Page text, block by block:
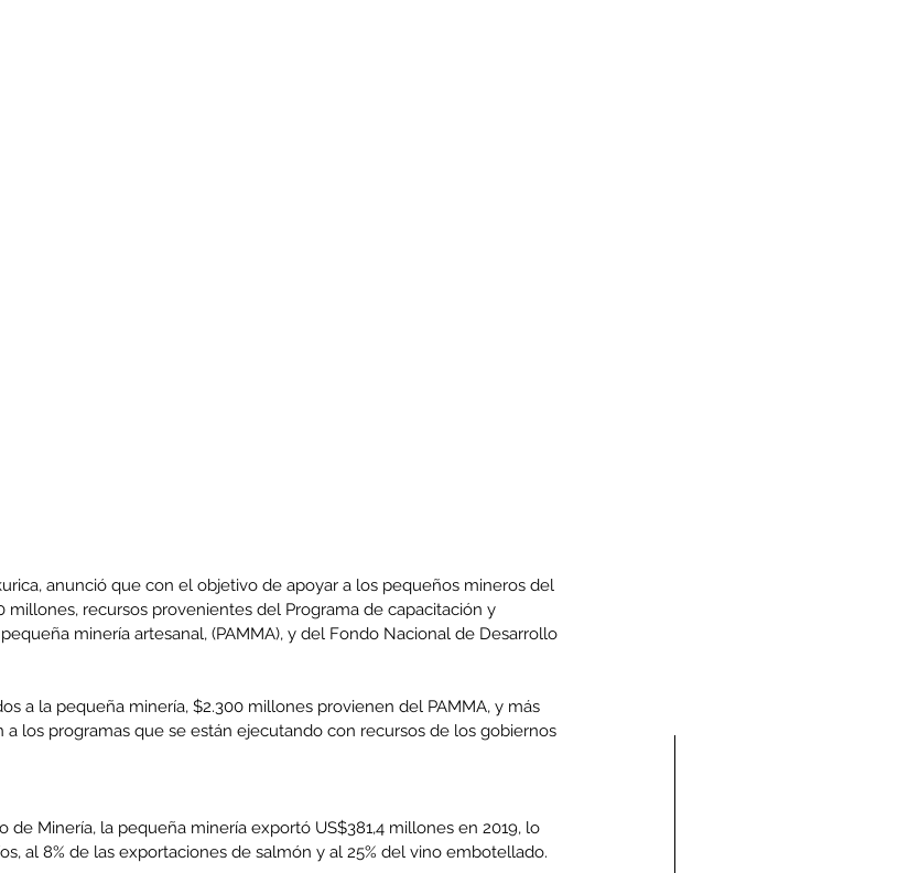
anunció que con el objetivo de apoyar a los pequeños mineros del
millones, recursos provenientes del Programa de capacitación y
minería artesanal, (PAMMA), y del Fondo Nacional de Desarrollo
a la pequeña minería, $2.300 millones provienen del PAMMA, y más
los programas que se están ejecutando con recursos de los gobiernos
de Minería, la pequeña minería exportó US$381,4 millones en 2019, lo
al 8% de las exportaciones de salmón y al 25% del vino embotellado.